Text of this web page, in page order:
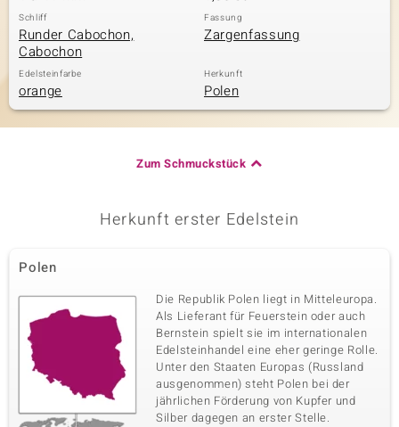
Schliff
Runder Cabochon,
Cabochon
Fassung
Zargenfassung
Edelsteinfarbe
orange
Herkunft
Polen
Zum Schmuckstück
Herkunft erster Edelstein
Polen
Die Republik Polen liegt in Mitteleuropa.
Als Lieferant für Feuerstein oder auch
Bernstein spielt sie im internationalen
Edelsteinhandel eine eher geringe Rolle.
Unter den Staaten Europas (Russland
ausgenommen) steht Polen bei der
jährlichen Förderung von Kupfer und
Silber dagegen an erster Stelle.